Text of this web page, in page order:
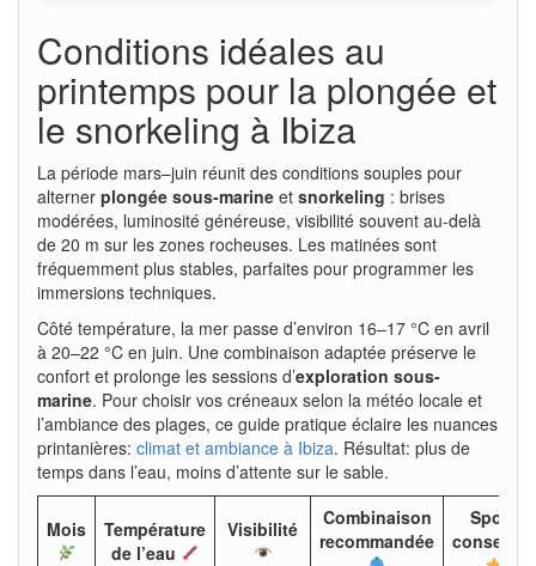
Conditions idéales au
printemps pour la plongée et
le snorkeling à Ibiza
La période mars–juin réunit des conditions souples pour
alterner plongée sous-marine et snorkeling : brises
modérées, luminosité généreuse, visibilité souvent au-delà
de 20 m sur les zones rocheuses. Les matinées sont
fréquemment plus stables, parfaites pour programmer les
immersions techniques.
Côté température, la mer passe d’environ 16–17 °C en avril
à 20–22 °C en juin. Une combinaison adaptée préserve le
confort et prolonge les sessions d’exploration sous-
marine. Pour choisir vos créneaux selon la météo locale et
l’ambiance des plages, ce guide pratique éclaire les nuances
printanières: climat et ambiance à Ibiza. Résultat: plus de
temps dans l’eau, moins d’attente sur le sable.
Mois
Température
de l’eau
Visibilité
Combinaison
recommandée
Spots
conseillés